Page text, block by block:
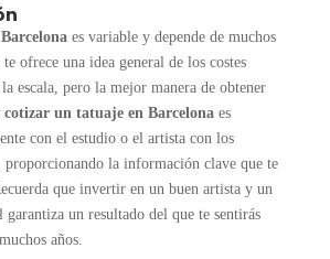
es variable y depende de muchos
ofrece una idea general de los costes
escala, pero la mejor manera de obtener
cotizar un tatuaje en Barcelona es
con el estudio o el artista con los
proporcionando la información clave que te
que invertir en un buen artista y un
garantiza un resultado del que te sentirás
años.